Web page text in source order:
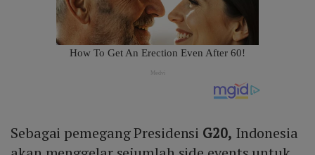
Sebagai pemegang Presidensi G20, Indonesia